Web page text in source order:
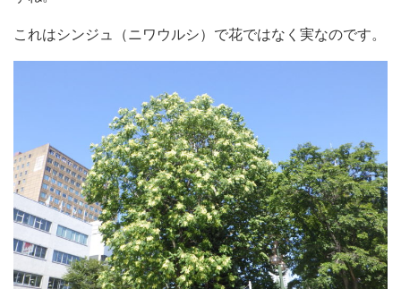
これはシンジュ（ニワウルシ）で花ではなく実なのです。